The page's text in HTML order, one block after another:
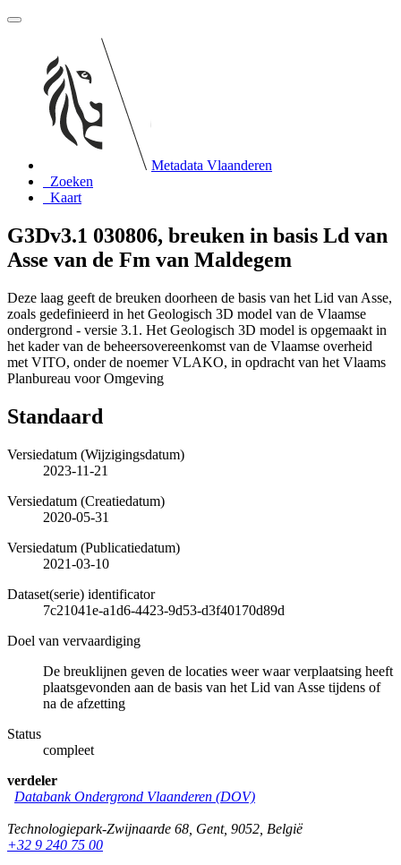
Metadata Vlaanderen
Zoeken
Kaart
G3Dv3.1 030806, breuken in basis Ld van
Asse van de Fm van Maldegem
Deze laag geeft de breuken doorheen de basis van het Lid van Asse,
zoals gedefinieerd in het Geologisch 3D model van de Vlaamse
ondergrond - versie 3.1. Het Geologisch 3D model is opgemaakt in
het kader van de beheersovereenkomst van de Vlaamse overheid
met VITO, onder de noemer VLAKO, in opdracht van het Vlaams
Planbureau voor Omgeving
Standaard
Versiedatum (Wijzigingsdatum)
2023-11-21
Versiedatum (Creatiedatum)
2020-05-31
Versiedatum (Publicatiedatum)
2021-03-10
Dataset(serie) identificator
7c21041e-a1d6-4423-9d53-d3f40170d89d
Doel van vervaardiging
De breuklijnen geven de locaties weer waar verplaatsing heeft
plaatsgevonden aan de basis van het Lid van Asse tijdens of
na de afzetting
Status
compleet
verdeler
Databank Ondergrond Vlaanderen (DOV)
Technologiepark-Zwijnaarde 68 Gent, 9052 België
+32 9 240 75 00